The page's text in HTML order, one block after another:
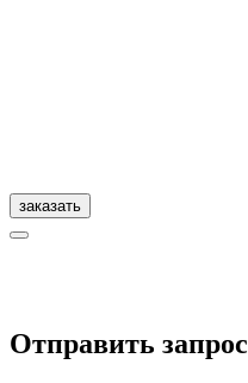
заказать
Отправить запрос